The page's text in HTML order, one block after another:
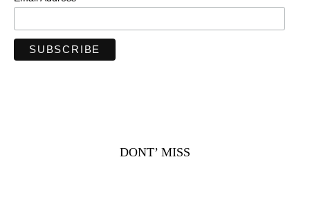
DONT’ MISS